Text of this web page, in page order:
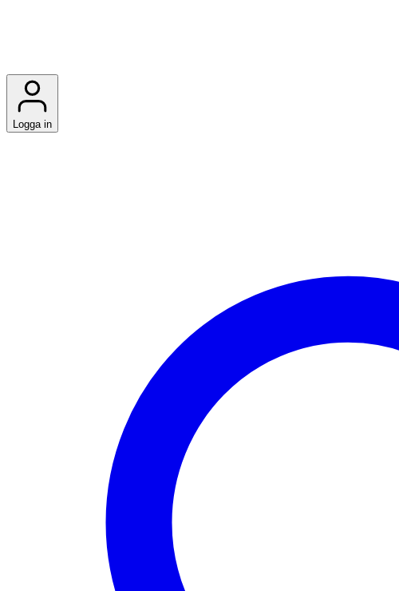
Logga in